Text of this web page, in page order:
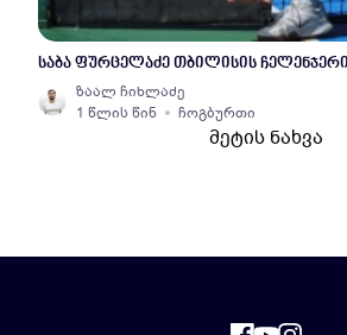
საბა ფურცელაძე თბილისის
ზაალ ჩიხლაძე
1 წლის წინ
ჩოგბურთი
მეტის ნახვა